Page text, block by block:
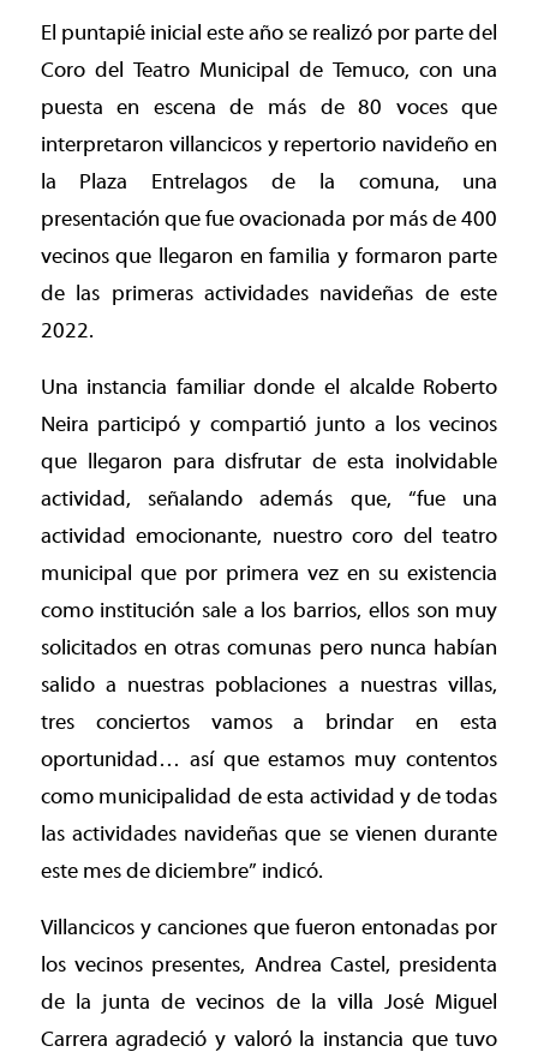
El puntapié inicial este año se realizó por parte del
Coro del Teatro Municipal de Temuco, con una
puesta en escena de más de 80 voces que
interpretaron villancicos y repertorio navideño en
la Plaza Entrelagos de la comuna, una
presentación que fue ovacionada por más de 400
vecinos que llegaron en familia y formaron parte
de las primeras actividades navideñas de este
2022.
Una instancia familiar donde el alcalde Roberto
Neira participó y compartió junto a los vecinos
que llegaron para disfrutar de esta inolvidable
actividad, señalando además que, “fue una
actividad emocionante, nuestro coro del teatro
municipal que por primera vez en su existencia
como institución sale a los barrios, ellos son muy
solicitados en otras comunas pero nunca habían
salido a nuestras poblaciones a nuestras villas,
tres conciertos vamos a brindar en esta
oportunidad… así que estamos muy contentos
como municipalidad de esta actividad y de todas
las actividades navideñas que se vienen durante
este mes de diciembre” indicó.
Villancicos y canciones que fueron entonadas por
los vecinos presentes, Andrea Castel, presidenta
de la junta de vecinos de la villa José Miguel
Carrera agradeció y valoró la instancia que tuvo